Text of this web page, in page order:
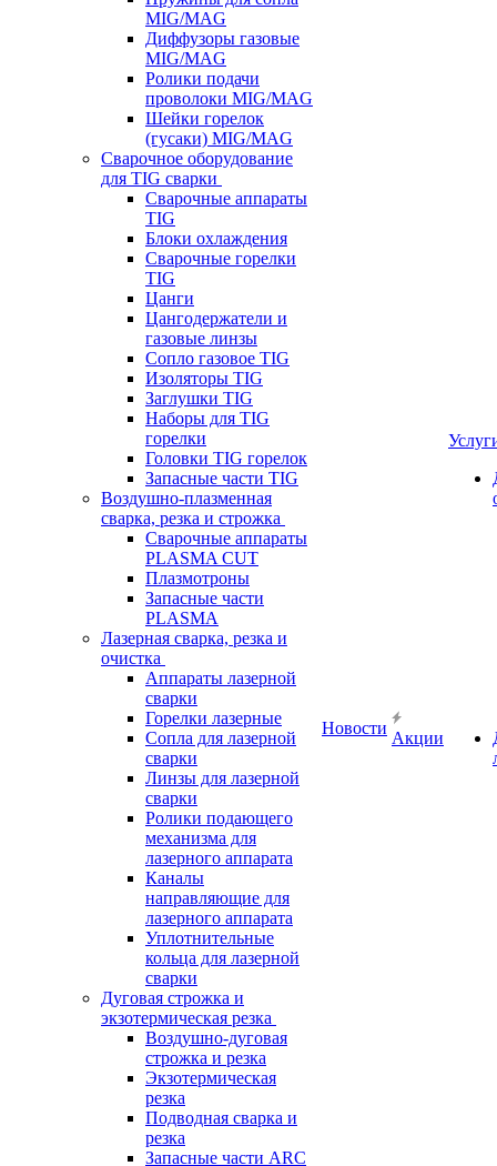
MIG/MAG
Диффузоры газовые
MIG/MAG
Ролики подачи
проволоки MIG/MAG
Шейки горелок
(гусаки) MIG/MAG
Сварочное оборудование
для TIG сварки
Сварочные аппараты
TIG
Блоки охлаждения
Сварочные горелки
TIG
Цанги
Цангодержатели и
газовые линзы
Сопло газовое TIG
Изоляторы TIG
Заглушки TIG
Наборы для TIG
горелки
Головки TIG горелок
Запасные части TIG
Воздушно-плазменная
сварка, резка и строжка
Сварочные аппараты
PLASMA CUT
Плазмотроны
Запасные части
PLASMA
Лазерная сварка, резка и
очистка
Аппараты лазерной
сварки
Горелки лазерные
Сопла для лазерной
сварки
Линзы для лазерной
сварки
Ролики подающего
механизма для
лазерного аппарата
Каналы
направляющие для
лазерного аппарата
Уплотнительные
кольца для лазерной
сварки
Дуговая строжка и
экзотермическая резка
Воздушно-дуговая
строжка и резка
Экзотермическая
резка
Подводная сварка и
резка
Запасные части ARC
Новости
Акции